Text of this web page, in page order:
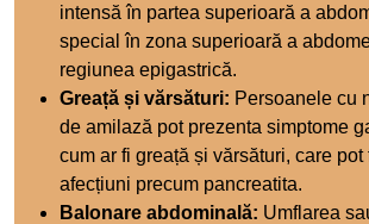
intensă în partea superioară a
special în zona superioară a
regiunea epigastrică.
Greață și vărsături: Persoanele cu
de amilază pot prezenta simptome
cum ar fi greață și vărsături, care pot
afecțiuni precum pancreatita.
Balonare abdominală: Umflarea